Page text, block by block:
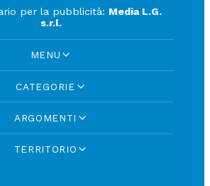
per la pubblicità: Media L.G.
s.r.l.
MENU
CATEGORIE
ARGOMENTI
TERRITORIO